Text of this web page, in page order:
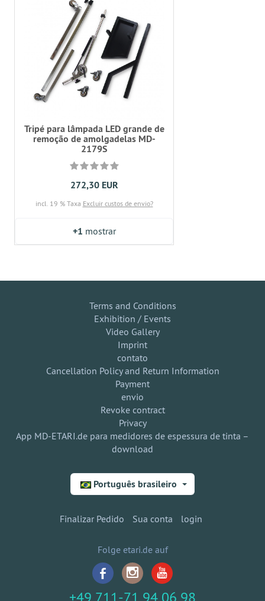
Tripé para lâmpada LED grande de
remoção de amolgadelas MD-
2179S
272,30 EUR
incl. 19 % Taxa Excluir custos de envio?
+1 mostrar
Terms and Conditions
Exhibition / Events
Video Gallery
Imprint
contato
Cancellation Policy and Return Information
Payment
envio
Revoke contract
Privacy
App MD-ETARI.de para medidores de espessura de tinta –
download
Português brasileiro
Finalizar Pedido Sua conta login
Folge etari.de auf
+49 711-71 94 06 98